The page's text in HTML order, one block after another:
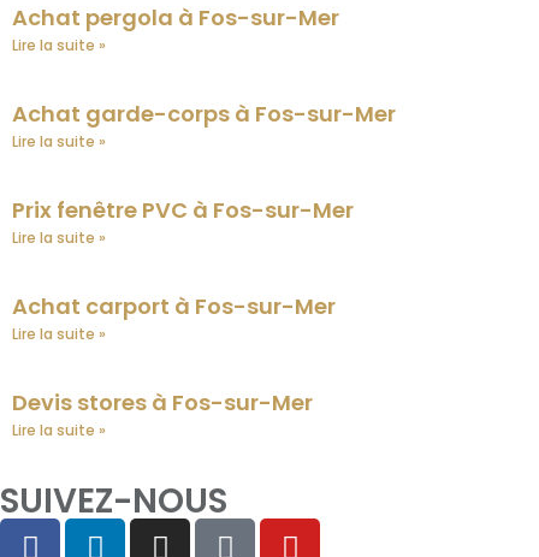
Achat pergola à Fos-sur-Mer
Lire la suite »
Achat garde-corps à Fos-sur-Mer
Lire la suite »
Prix fenêtre PVC à Fos-sur-Mer
Lire la suite »
Achat carport à Fos-sur-Mer
Lire la suite »
Devis stores à Fos-sur-Mer
Lire la suite »
SUIVEZ-NOUS